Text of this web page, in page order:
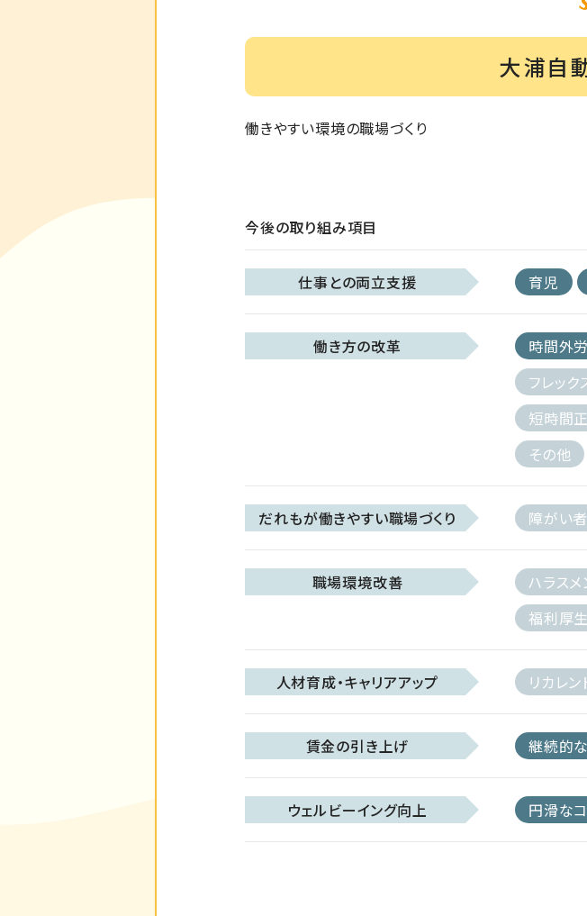
大浦自
働きやすい環境の職場づくり
今後の取り組み項目
仕事との両立支援 育児
働き方の改革 時間外
フレッ
短時間
その他
だれもが働きやすい職場づくり 障がい者
職場環境改善 ハラス
福利厚
人材育成・キャリアアップ リカレン
賃金の引き上げ 継続的
ウェルビーイング向上 円滑な